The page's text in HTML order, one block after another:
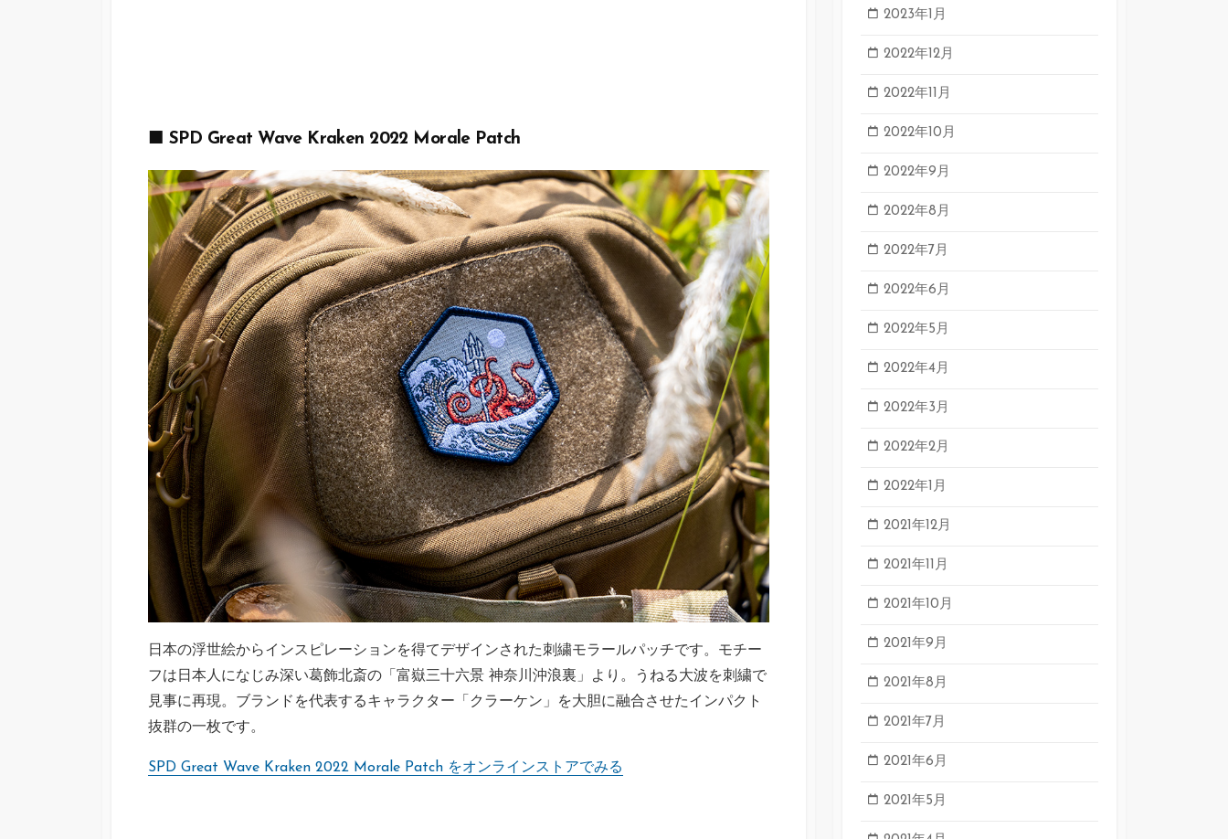
■ SPD Great Wave Kraken 2022 Morale Patch
日本の浮世絵からインスピレーションを得てデザインされた刺繍モラールパッチです。モチー
フは日本人になじみ深い葛飾北斎の「富嶽三十六景 神奈川沖浪裏」より。うねる大波を刺繍で
見事に再現。ブランドを代表するキャラクター「クラーケン」を大胆に融合させたインパクト
抜群の一枚です。
SPD Great Wave Kraken 2022 Morale Patch をオンラインストアでみる
2023年1月
2022年12月
2022年11月
2022年10月
2022年9月
2022年8月
2022年7月
2022年6月
2022年5月
2022年4月
2022年3月
2022年2月
2022年1月
2021年12月
2021年11月
2021年10月
2021年9月
2021年8月
2021年7月
2021年6月
2021年5月